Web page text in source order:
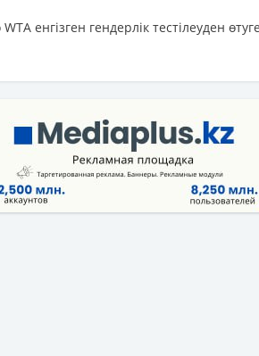
енгізген гендерлік тестілеуден